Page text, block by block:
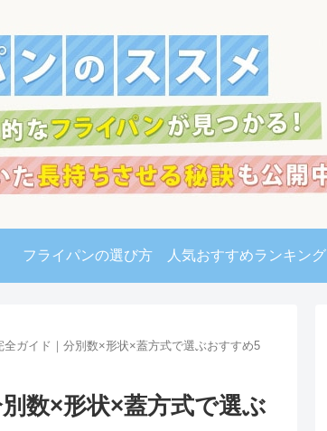
フライパンの選び方 人気おすすめランキング
ガイド｜分別数×形状×蓋方式で選ぶおすすめ5
数×形状×蓋方式で選ぶ